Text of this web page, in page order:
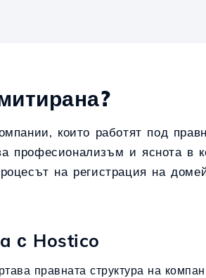
които работят под
професионализъм и яснота в
на регистрация на
с Hostico
правната структура на